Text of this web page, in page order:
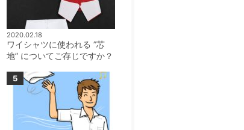
2020.02.18
ワイシャツに使われる ”芯
地” についてご存じですか？